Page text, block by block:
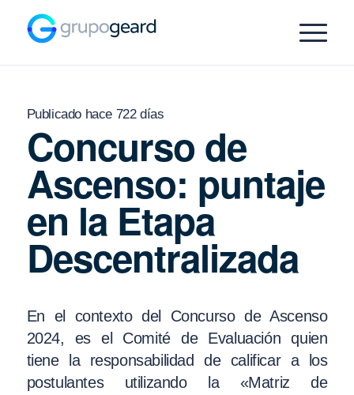
Publicado hace 722 días
Concurso de
Ascenso: puntaje
en la Etapa
Descentralizada
En el contexto del Concurso de Ascenso
2024, es el Comité de Evaluación quien
tiene la responsabilidad de calificar a los
postulantes utilizando la «Matriz de